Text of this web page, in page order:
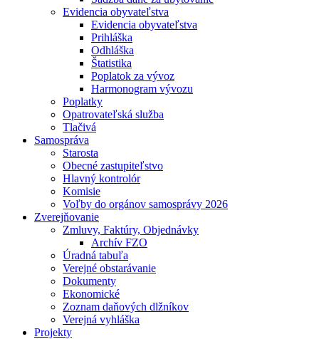
Evidencia obyvateľstva
Evidencia obyvateľstva
Prihláška
Odhláška
Štatistika
Poplatok za vývoz
Harmonogram vývozu
Poplatky
Opatrovateľská služba
Tlačivá
Samospráva
Starosta
Obecné zastupiteľstvo
Hlavný kontrolór
Komisie
Voľby do orgánov samosprávy 2026
Zverejňovanie
Zmluvy, Faktúry, Objednávky
Archív FZO
Úradná tabuľa
Verejné obstarávanie
Dokumenty
Ekonomické
Zoznam daňových dlžníkov
Verejná vyhláška
Projekty